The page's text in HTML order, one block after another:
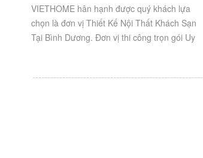
VIETHOME hân hạnh được quý khách lựa
chọn là đơn vị Thiết Kế Nội Thất Khách Sạn
Tại Bình Dương. Đơn vị thi công trọn gói Uy